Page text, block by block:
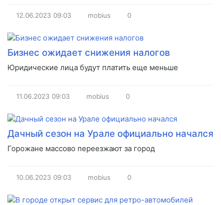
12.06.2023 09:03 mobius 0
Бизнес ожидает снижения налогов
Юридические лица будут платить еще меньше
11.06.2023 09:03 mobius 0
Дачный сезон на Урале официально начался
Горожане массово переезжают за город
10.06.2023 09:03 mobius 0